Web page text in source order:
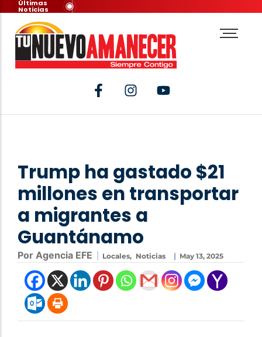
Últimas
Noticias
Trump ha gastado $21
millones en transportar
a migrantes a
Guantánamo
Por Agencia EFE Locales, Noticias | May 13, 2025